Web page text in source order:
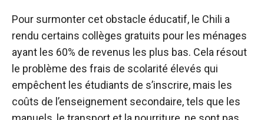
Pour surmonter cet obstacle éducatif, le Chili a
rendu certains collèges gratuits pour les ménages
ayant les 60% de revenus les plus bas. Cela résout
le problème des frais de scolarité élevés qui
empêchent les étudiants de s’inscrire, mais les
coûts de l’enseignement secondaire, tels que les